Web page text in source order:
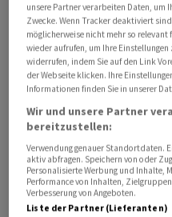
Auf der Gegenseite wird
verwalteten Vermögen
Rückgang der
werden auf 3657
5500 Millionen Franken
dafür ist das starke
primär durch die
erzielt wurde. Auf Basis
verwalteten Vermögen
Wachstums beim Verkauf
unsere Partner verarbeiten Daten, um
Zwecke. Wenn Tracker deaktiviert
möglicherweise nicht mehr so relevant
wieder aufrufen, um Ihre
widerrufen, indem Sie auf den Link
der Webseite klicken. Ihre
Informationen finden Sie in unserer
Wir und unsere Partner
bereitzustellen:
Verwendung genauer Standortdaten.
aktiv abfragen. Speichern von oder
Personalisierte Werbung und Inhalte,
Performance von Inhalten,
Verbesserung von Angeboten.
Liste der Partner (Lieferanten)